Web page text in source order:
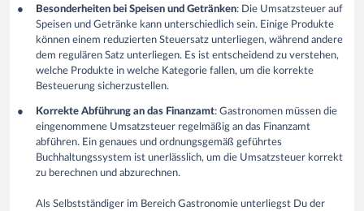
Besonderheiten bei Speisen und Getränken: Die Umsatzsteuer auf
Speisen und Getränke kann unterschiedlich sein. Einige Produkte
können einem reduzierten Steuersatz unterliegen, während andere
dem regulären Satz unterliegen. Es ist entscheidend zu verstehen,
welche Produkte in welche Kategorie fallen, um die korrekte
Besteuerung sicherzustellen.
Korrekte Abführung an das Finanzamt: Gastronomen müssen die
eingenommene Umsatzsteuer regelmäßig an das Finanzamt
abführen. Ein genaues und ordnungsgemäß geführtes
Buchhaltungssystem ist unerlässlich, um die Umsatzsteuer korrekt
zu berechnen und abzurechnen.
Als Selbstständiger im Bereich Gastronomie unterliegst Du der